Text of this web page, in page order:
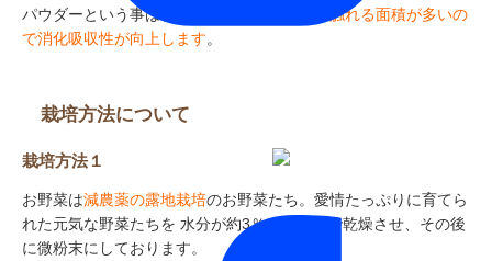
パウダーという事は、
体内の消化酵素などに触れる面積が多いの
で消化吸収性が向上します。
栽培方法について
栽培方法１
お野菜は減農薬の露地栽培のお野菜たち。愛情たっぷりに育てら
れた元気な野菜たちを 水分が約3％になるまで乾燥させ、その後
に微粉末にしております。